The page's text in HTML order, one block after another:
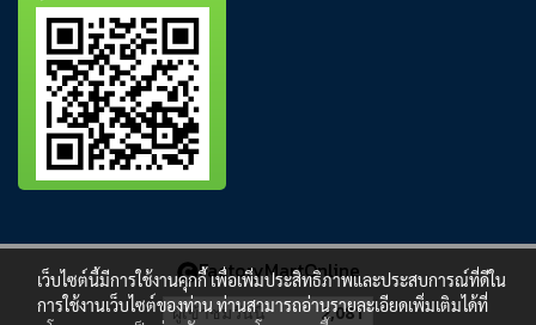
FactoryMartOnline
ผู้เข้าชมวันนี้ 2,081
เว็บไซต์นี้มีการใช้งานคุกกี้ เพื่อเพิ่มประสิทธิภาพและประสบการณ์ที่ดีใน
การใช้งานเว็บไซต์ของท่าน ท่านสามารถอ่านรายละเอียดเพิ่มเติมได้ที่